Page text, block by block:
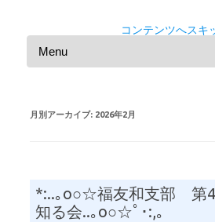
コンテンツへスキ
月別アーカイブ: 2026年2月
*:..｡o○☆福友和支部 第
知る会..｡o○☆ﾟ･:,｡